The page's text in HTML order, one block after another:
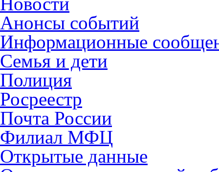
Анонсы событий
Информационные
Семья и дети
Полиция
Росреестр
Почта России
Филиал МФЦ
Открытые данные